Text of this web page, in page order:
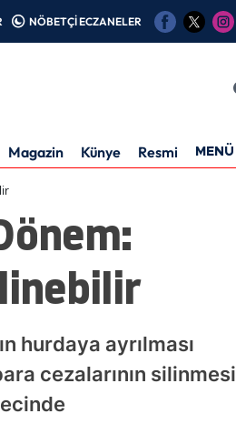
NÖBETÇİ ECZANELER
Magazin Künye Resmi İlanMENÜ
hurdaya ayrılması
cezalarının silinmesi